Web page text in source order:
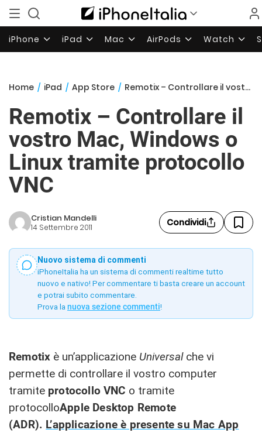
iPhone iPad Mac AirPods Watch
Home / iPad / App Store / Remotix – Controllare il vostro Mac, Windows o Linux tramite protocollo VNC
Remotix – Controllare il
vostro Mac, Windows o
Linux tramite protocollo
VNC
Cristian Mandelli
14 Settembre 2011 Condividi
Nuovo sistema di commenti
iPhoneItalia ha un sistema di commenti realtime tutto
nuovo e nativo! Per commentare ti basta creare un account
e potrai subito commentare.
Prova la nuova sezione commenti!
Remotix è un’applicazione Universalche vi
permette di controllare il vostro computer
tramite protocollo VNC o tramite
protocolloApple Desktop Remote
(ADR). L’applicazione è presente su Mac App